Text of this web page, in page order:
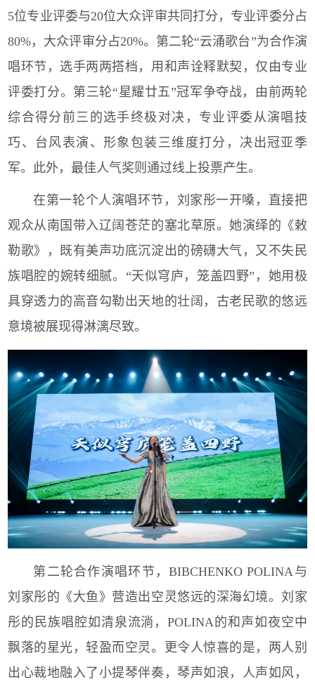
5位专业评委与20位大众评审共同打分，专业评委分占
80%，大众评审分占20%。第二轮“云涌歌台”为合作演
唱环节，选手两两搭档，用和声诠释默契，仅由专业
评委打分。第三轮“星耀廿五”冠军争夺战，由前两轮
综合得分前三的选手终极对决，专业评委从演唱技
巧、台风表演、形象包装三维度打分，决出冠亚季
军。此外，最佳人气奖则通过线上投票产生。
在第一轮个人演唱环节，刘家彤一开嗓，直接把
观众从南国带入辽阔苍茫的塞北草原。她演绎的《敕
勒歌》，既有美声功底沉淀出的磅礴大气，又不失民
族唱腔的婉转细腻。“天似穹庐，笼盖四野”，她用极
具穿透力的高音勾勒出天地的壮阔，古老民歌的悠远
意境被展现得淋漓尽致。
第二轮合作演唱环节，BIBCHENKO POLINA与
刘家彤的《大鱼》营造出空灵悠远的深海幻境。刘家
彤的民族唱腔如清泉流淌，POLINA的和声如夜空中
飘落的星光，轻盈而空灵。更令人惊喜的是，两人别
出心裁地融入了小提琴伴奏，琴声如浪，人声如风，